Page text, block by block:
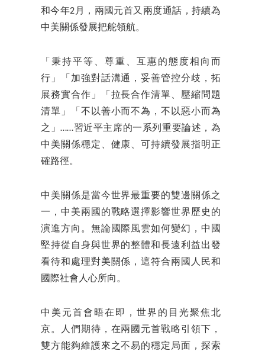
和今年2月，兩國元首又兩度通話，持續為
中美關係發展把舵領航。
「秉持平等、尊重、互惠的態度相向而
行」「加強對話溝通，妥善管控分歧，拓
展務實合作」「拉長合作清單、壓縮問題
清單」「不以善小而不為，不以惡小而為
之」……習近平主席的一系列重要論述，為
中美關係穩定、健康、可持續發展指明正
確路徑。
中美關係是當今世界最重要的雙邊關係之
一，中美兩國的戰略選擇影響世界歷史的
演進方向。無論國際風雲如何變幻，中國
堅持從自身與世界的整體和長遠利益出發
看待和處理對美關係，這符合兩國人民和
國際社會人心所向。
中美元首會晤在即，世界的目光聚焦北
京。人們期待，在兩國元首戰略引領下，
雙方能夠維護來之不易的穩定局面，探索